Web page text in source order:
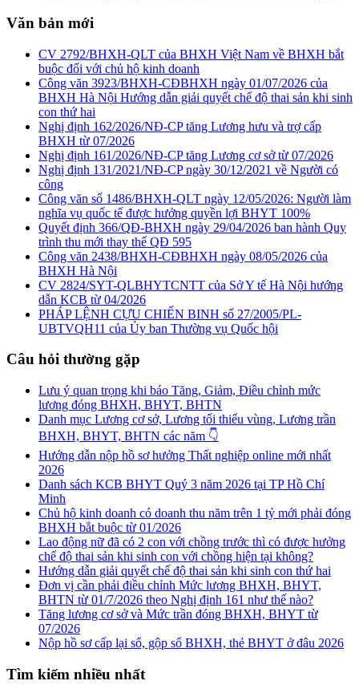
Văn bản mới
CV 2792/BHXH-QLT của BHXH Việt Nam về BHXH bắt
buộc đối với chủ hộ kinh doanh
Công văn 3923/BHXH-CĐBHXH ngày 01/07/2026 của
BHXH Hà Nội Hướng dẫn giải quyết chế độ thai sản khi sinh
con thứ hai
Nghị định 162/2026/NĐ-CP tăng Lương hưu và trợ cấp
BHXH từ 07/2026
Nghị định 161/2026/NĐ-CP tăng Lương cơ sở từ 07/2026
Nghị định 131/2021/NĐ-CP ngày 30/12/2021 về Người có
công
Công văn số 1486/BHXH-QLT ngày 12/05/2026: Người làm
nghĩa vụ quốc tế được hưởng quyền lợi BHYT 100%
Quyết định 366/QĐ-BHXH ngày 29/04/2026 ban hành Quy
trình thu mới thay thế QĐ 595
Công văn 2438/BHXH-CĐBHXH ngày 08/05/2026 của
BHXH Hà Nội
CV 2824/SYT-QLBHYTCNTT của Sở Y tế Hà Nội hướng
dẫn KCB từ 04/2026
PHÁP LỆNH CỰU CHIẾN BINH số 27/2005/PL-
UBTVQH11 của Ủy ban Thường vụ Quốc hội
Câu hỏi thường gặp
Lưu ý quan trọng khi báo Tăng, Giảm, Điều chỉnh mức
lương đóng BHXH, BHYT, BHTN
Danh mục Lương cơ sở, Lương tối thiểu vùng, Lương trần
BHXH, BHYT, BHTN các năm 👇
Hướng dẫn nộp hồ sơ hưởng Thất nghiệp online mới nhất
2026
Danh sách KCB BHYT Quý 3 năm 2026 tại TP Hồ Chí
Minh
Chủ hộ kinh doanh có doanh thu năm trên 1 tỷ mới phải đóng
BHXH bắt buộc từ 01/2026
Lao động nữ đã có 2 con với chồng trước thì có được hưởng
chế độ thai sản khi sinh con với chồng hiện tại không?
Hướng dẫn giải quyết chế độ thai sản khi sinh con thứ hai
Đơn vị cần phải điều chỉnh Mức lương BHXH, BHYT,
BHTN từ 01/7/2026 theo Nghị định 161 như thế nào?
Tăng lương cơ sở và Mức trần đóng BHXH, BHYT từ
07/2026
Nộp hồ sơ cấp lại sổ, gộp sổ BHXH, thẻ BHYT ở đâu 2026
Tìm kiếm nhiều nhất